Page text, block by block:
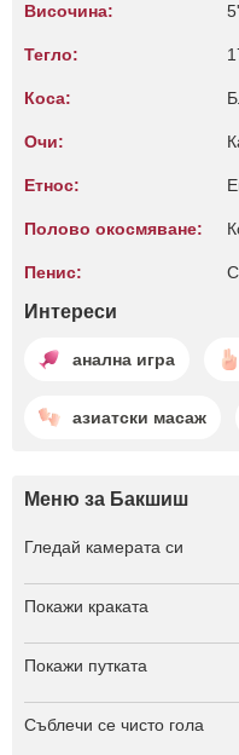
Височина:
Тегло:
Коса:
Очи:
Етнос:
Полово окосмяване:
Пенис:
Интереси
анална игра
азиатски масаж
Меню за Бакшиш
Гледай камерата си
Покажи краката
Покажи путката
Съблечи се чисто гола